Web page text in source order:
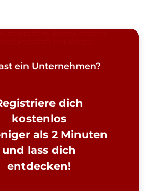
ein Unternehmen?
dich
kostenlos
als 2 Minuten
und lass dich
entdecken!